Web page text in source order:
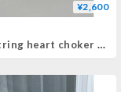
¥2,600
Fil. string heart choker necklace( large即納)